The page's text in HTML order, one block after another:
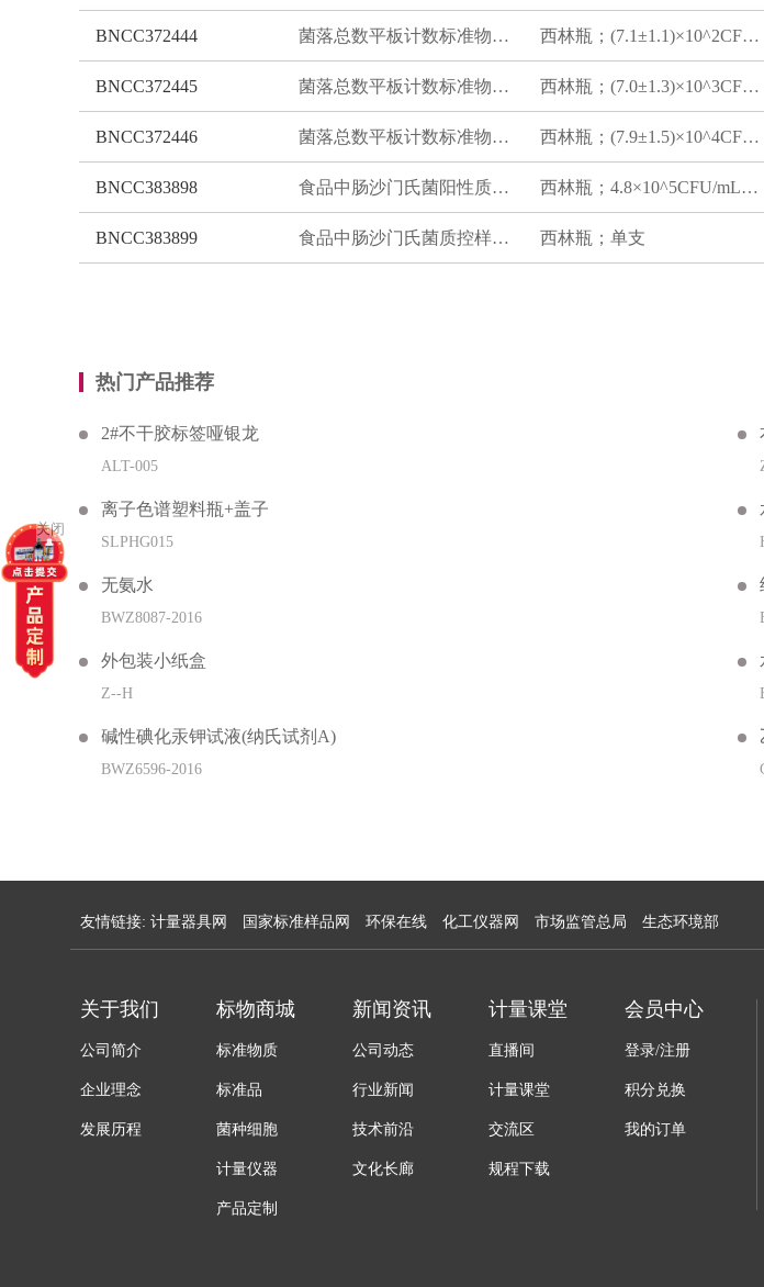
BNCC372444 菌落总数平板计数标准物质GBW(E)091268 西林瓶；(7.1±1.1)×10^2CFU/mL；单支
BNCC372445 菌落总数平板计数标准物质GBW(E)091269 西林瓶；(7.0±1.3)×10^3CFU/mL；单支
BNCC372446 菌落总数平板计数标准物质GBW(E)091270 西林瓶；(7.9±1.5)×10^4CFU/mL；单支
BNCC383898 食品中肠沙门氏菌阳性质控样品 西林瓶；4.8×10^5CFU/mL；单支
BNCC383899 食品中肠沙门氏菌质控样品（阴性） 西林瓶；单支
热门产品推荐
2#不干胶标签哑银龙
ALT-005
离子色谱塑料瓶+盖子
SLPHG015
无氨水
BWZ8087-2016
外包装小纸盒
Z--H
碱性碘化汞钾试液(纳氏试剂A)
BWZ6596-2016
友情链接: 计量器具网 国家标准样品网 环保在线 化工仪器网 市场监管总局 生态环境部
关于我们
公司简介
企业理念
发展历程
标物商城
标准物质
标准品
菌种细胞
计量仪器
产品定制
新闻资讯
公司动态
行业新闻
技术前沿
文化长廊
计量课堂
直播间
计量课堂
交流区
规程下载
会员中心
登录/注册
积分兑换
我的订单
关闭